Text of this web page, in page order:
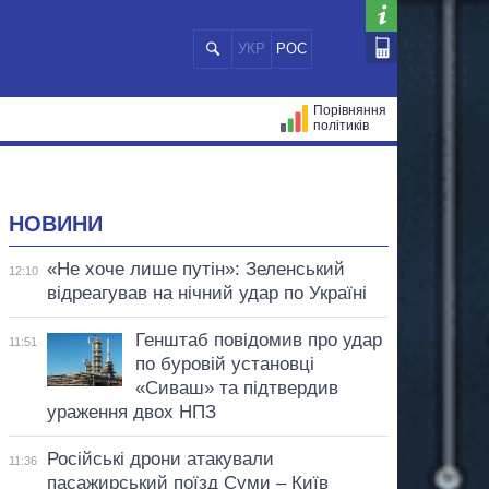
УКР РОС
Порівняння
політиків
НОВИНИ
12:10
«Не хоче лише путін»: Зеленський
відреагував на нічний удар по Україні
11:51
Генштаб повідомив про удар
по буровій установці
«Сиваш» та підтвердив
ураження двох НПЗ
11:36
Російські дрони атакували
пасажирський поїзд Суми – Київ